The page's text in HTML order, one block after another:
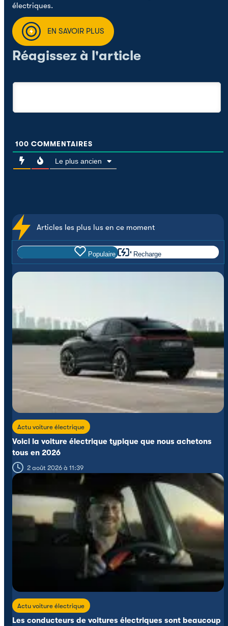
électriques.
EN SAVOIR PLUS
Réagissez à l'article
100 COMMENTAIRES
Le plus ancien
Articles les plus lus en ce moment
Populaire Recharge
Actu voiture électrique
Voici la voiture électrique typique que nous achetons
tous en 2026
2 août 2026 à 11:39
Actu voiture électrique
Les conducteurs de voitures électriques sont beaucoup